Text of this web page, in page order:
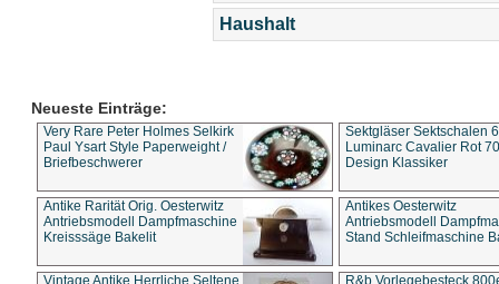
Haushalt
Neueste Einträge:
Very Rare Peter Holmes Selkirk
Paul Ysart Style Paperweight /
Briefbeschwerer
Sektgläser Sektschalen
Luminarc Cavalier Rot
Design Klassiker
Antike Rarität Orig. Oesterwitz
Antriebsmodell Dampfmaschine
Kreisssäge Bakelit
Antikes Oesterwitz
Antriebsmodell
Stand Schleifmaschine
Vintage Antike Herrliche Seltene
R&b Vorlegebesteck